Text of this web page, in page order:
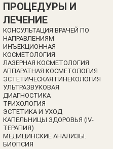
ПРОЦЕДУРЫ И
ЛЕЧЕНИЕ
КОНСУЛЬТАЦИЯ ВРАЧЕЙ ПО
НАПРАВЛЕНИЯМ
ИНЪЕКЦИОННАЯ
КОСМЕТОЛОГИЯ
ЛАЗЕРНАЯ КОСМЕТОЛОГИЯ
АППАРАТНАЯ КОСМЕТОЛОГИЯ
ЭСТЕТИЧЕСКАЯ ГИНЕКОЛОГИЯ
УЛЬТРАЗВУКОВАЯ
ДИАГНОСТИКА
ТРИХОЛОГИЯ
ЭСТЕТИКА И УХОД
КАПЕЛЬНИЦЫ ЗДОРОВЬЯ (IV-
ТЕРАПИЯ)
МЕДИЦИНСКИЕ АНАЛИЗЫ.
БИОПСИЯ